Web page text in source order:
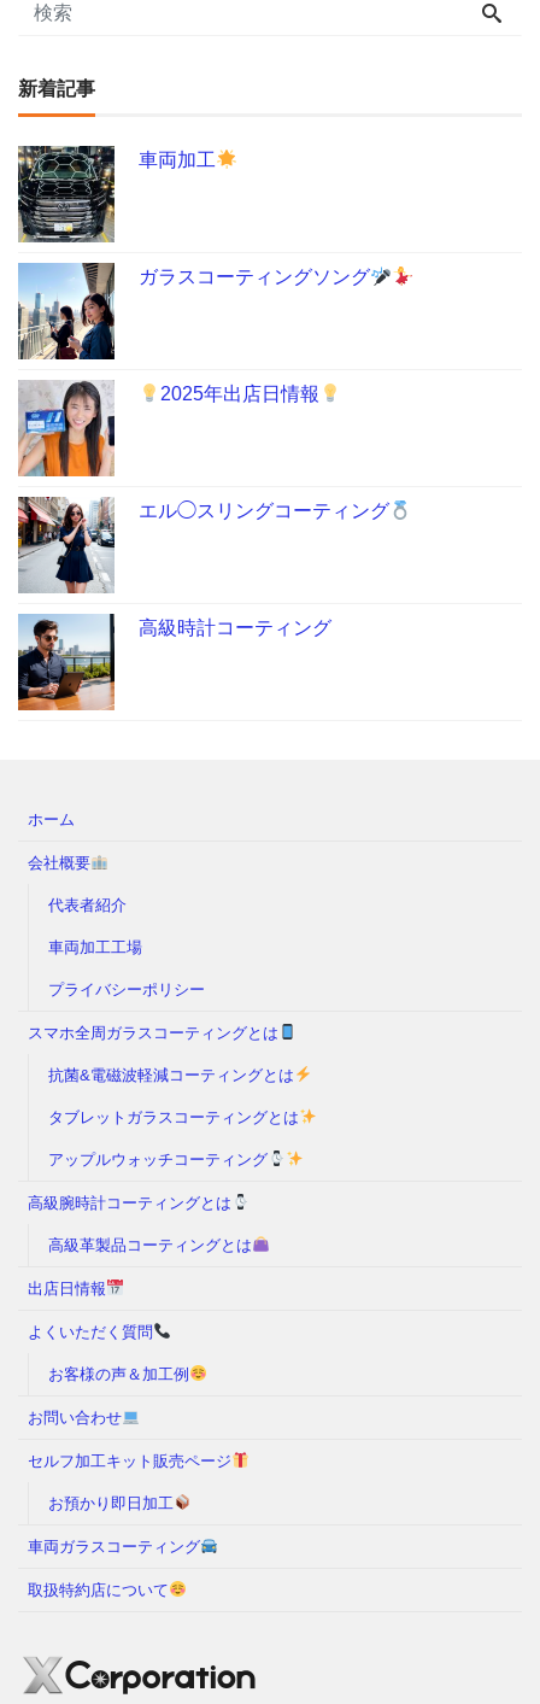
新着記事
車両加工
ガラスコーティングソング
2025年出店日情報
エル◯スリングコーティング
高級時計コーティング
ホーム
会社概要
代表者紹介
車両加工工場
プライバシーポリシー
スマホ全周ガラスコーティングとは
抗菌&電磁波軽減コーティングとは
タブレットガラスコーティングとは
アップルウォッチコーティング
高級腕時計コーティングとは
高級革製品コーティングとは
出店日情報
よくいただく質問
お客様の声＆加工例
お問い合わせ
セルフ加工キット販売ページ
お預かり即日加工
車両ガラスコーティング
取扱特約店について